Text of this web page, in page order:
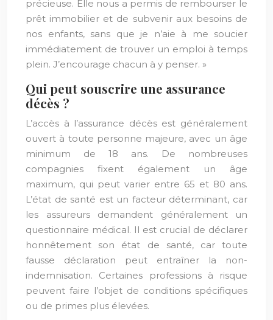
précieuse. Elle nous a permis de rembourser le
prêt immobilier et de subvenir aux besoins de
nos enfants, sans que je n’aie à me soucier
immédiatement de trouver un emploi à temps
plein. J’encourage chacun à y penser. »
Qui peut souscrire une assurance
décès ?
L’accès à l’assurance décès est généralement
ouvert à toute personne majeure, avec un âge
minimum de 18 ans. De nombreuses
compagnies fixent également un âge
maximum, qui peut varier entre 65 et 80 ans.
L’état de santé est un facteur déterminant, car
les assureurs demandent généralement un
questionnaire médical. Il est crucial de déclarer
honnêtement son état de santé, car toute
fausse déclaration peut entraîner la non-
indemnisation. Certaines professions à risque
peuvent faire l’objet de conditions spécifiques
ou de primes plus élevées.